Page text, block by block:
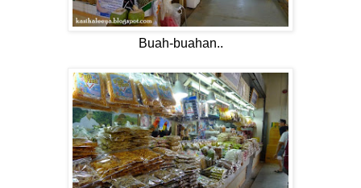
Buah-buahan..